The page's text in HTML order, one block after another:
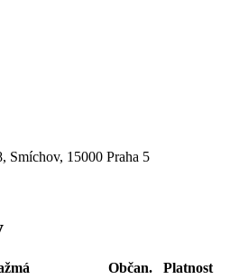
Smíchov, 15000 Praha 5
Občan. Platnost